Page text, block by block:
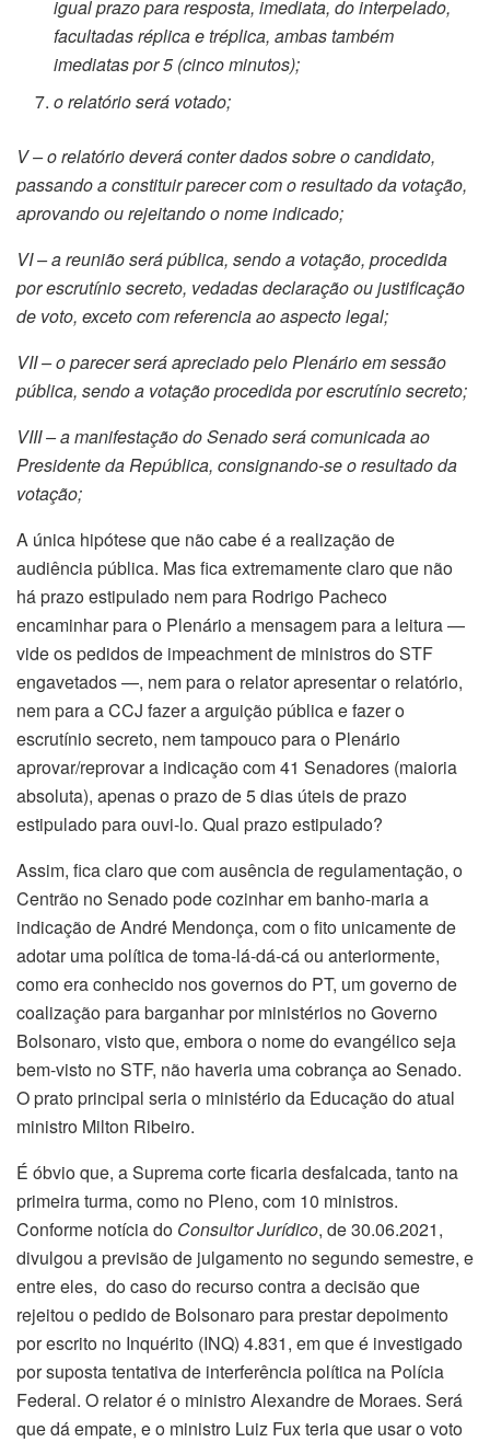
igual prazo para resposta, imediata, do interpelado,
facultadas réplica e tréplica, ambas também
imediatas por 5 (cinco minutos);
o relatório será votado;
V – o relatório deverá conter dados sobre o candidato,
passando a constituir parecer com o resultado da votação,
aprovando ou rejeitando o nome indicado;
VI – a reunião será pública, sendo a votação, procedida
por escrutínio secreto, vedadas declaração ou justificação
de voto, exceto com referencia ao aspecto legal;
VII – o parecer será apreciado pelo Plenário em sessão
pública, sendo a votação procedida por escrutínio secreto;
VIII – a manifestação do Senado será comunicada ao
Presidente da República, consignando-se o resultado da
votação;
A única hipótese que não cabe é a realização de
audiência pública. Mas fica extremamente claro que não
há prazo estipulado nem para Rodrigo Pacheco
encaminhar para o Plenário a mensagem para a leitura —
vide os pedidos de impeachment de ministros do STF
engavetados —, nem para o relator apresentar o relatório,
nem para a CCJ fazer a arguição pública e fazer o
escrutínio secreto, nem tampouco para o Plenário
aprovar/reprovar a indicação com 41 Senadores (maioria
absoluta), apenas o prazo de 5 dias úteis de prazo
estipulado para ouvi-lo. Qual prazo estipulado?
Assim, fica claro que com ausência de regulamentação, o
Centrão no Senado pode cozinhar em banho-maria a
indicação de André Mendonça, com o fito unicamente de
adotar uma política de toma-lá-dá-cá ou anteriormente,
como era conhecido nos governos do PT, um governo de
coalização para barganhar por ministérios no Governo
Bolsonaro, visto que, embora o nome do evangélico seja
bem-visto no STF, não haveria uma cobrança ao Senado.
O prato principal seria o ministério da Educação do atual
ministro Milton Ribeiro.
É óbvio que, a Suprema corte ficaria desfalcada, tanto na
primeira turma, como no Pleno, com 10 ministros.
Conforme notícia do Consultor Jurídico, de 30.06.2021,
divulgou a previsão de julgamento no segundo semestre, e
entre eles, do caso do recurso contra a decisão que
rejeitou o pedido de Bolsonaro para prestar depoimento
por escrito no Inquérito (INQ) 4.831, em que é investigado
por suposta tentativa de interferência política na Polícia
Federal. O relator é o ministro Alexandre de Moraes. Será
que dá empate, e o ministro Luiz Fux teria que usar o voto